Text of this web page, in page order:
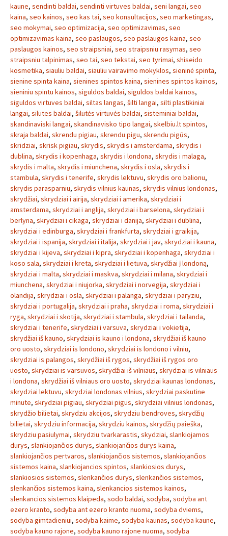
kaune, sendinti baldai, sendinti virtuves baldai, seni langai, seo
kaina, seo kainos, seo kas tai, seo konsultacijos, seo marketingas,
seo mokymai, seo optimizacija, seo optimizavimas, seo
optimizavimas kaina, seo paslaugos, seo paslaugos kaina, seo
paslaugos kainos, seo straipsniai, seo straipsniu rasymas, seo
straipsniu talpinimas, seo tai, seo tekstai, seo tyrimai, shiseido
kosmetika, siauliu baldai, siauliu vairavimo mokyklos, sieninė spinta,
sienine spinta kaina, sienines spintos kaina, sienines spintos kainos,
sieniniu spintu kainos, siguldos baldai, siguldos baldai kainos,
siguldos virtuves baldai, siltas langas, šilti langai, silti plastikiniai
langai, silutes baldai, šilutės virtuvės baldai, sisteminiai baldai,
skandinaviski langai, skandinavisko tipo langai, skelbiu.lt spintos,
skraja baldai, skrendu pigiau, skrendu pigu, skrendu pigūs,
skridziai, skrisk pigiau, skrydis, skrydis i amsterdama, skrydis i
dublina, skrydis i kopenhaga, skrydis i londona, skrydis i malaga,
skrydis i malta, skrydis i miunchena, skrydis i osla, skrydis i
stambula, skrydis i tenerife, skrydis lektuvu, skrydis oro balionu,
skrydis parasparniu, skrydis vilnius kaunas, skrydis vilnius londonas,
skrydžiai, skrydziai i airija, skrydziai i amerika, skrydziai i
amsterdama, skrydziai i anglija, skrydziai i barselona, skrydziai i
berlyna, skrydziai i cikaga, skrydziai i danija, skrydziai i dublina,
skrydziai i edinburga, skrydziai i frankfurta, skrydziai i graikija,
skrydziai i ispanija, skrydziai i italija, skrydziai i jav, skrydziai i kauna,
skrydziai i kijeva, skrydziai i kipra, skrydziai i kopenhaga, skrydziai i
koso sala, skrydziai i kreta, skrydziai i lietuva, skrydžiai į londoną,
skrydziai i malta, skrydziai i maskva, skrydziai i milana, skrydziai i
miunchena, skrydziai i niujorka, skrydziai i norvegija, skrydziai i
olandija, skrydziai i osla, skrydziai i palanga, skrydziai i paryziu,
skrydziai i portugalija, skrydziai i praha, skrydziai i roma, skrydziai i
ryga, skrydziai i skotija, skrydziai i stambula, skrydziai i tailanda,
skrydziai i tenerife, skrydziai i varsuva, skrydziai i vokietija,
skrydžiai iš kauno, skrydziai is kauno i londona, skrydžiai iš kauno
oro uosto, skrydziai is londono, skrydziai is londono i vilniu,
skrydziai is palangos, skrydžiai iš rygos, skrydžiai iš rygos oro
uosto, skrydziai is varsuvos, skrydžiai iš vilniaus, skrydziai is vilniaus
i londona, skrydžiai iš vilniaus oro uosto, skrydziai kaunas londonas,
skrydziai lektuvu, skrydziai londonas vilnius, skrydziai paskutine
minute, skrydziai pigiau, skrydziai pigus, skrydziai vilnius londonas,
skrydžio bilietai, skrydziu akcijos, skrydziu bendroves, skrydžių
bilietai, skrydziu informacija, skrydziu kainos, skrydžių paieška,
skrydziu pasiulymai, skrydziu tvarkarastis, skydziai, slankiojamos
durys, slankiojančios durys, slankiojančios durys kaina,
slankiojančios pertvaros, slankiojančios sistemos, slankiojančios
sistemos kaina, slankiojancios spintos, slankiosios durys,
slankiosios sistemos, slenkančios durys, slenkančios sistemos,
slenkančios sistemos kaina, slenkancios sistemos kainos,
slenkancios sistemos klaipeda, sodo baldai, sodyba, sodyba ant
ezero kranto, sodyba ant ezero kranto nuoma, sodyba dviems,
sodyba gimtadieniui, sodyba kaime, sodyba kaunas, sodyba kaune,
sodyba kauno rajone, sodyba kauno rajone nuoma, sodyba